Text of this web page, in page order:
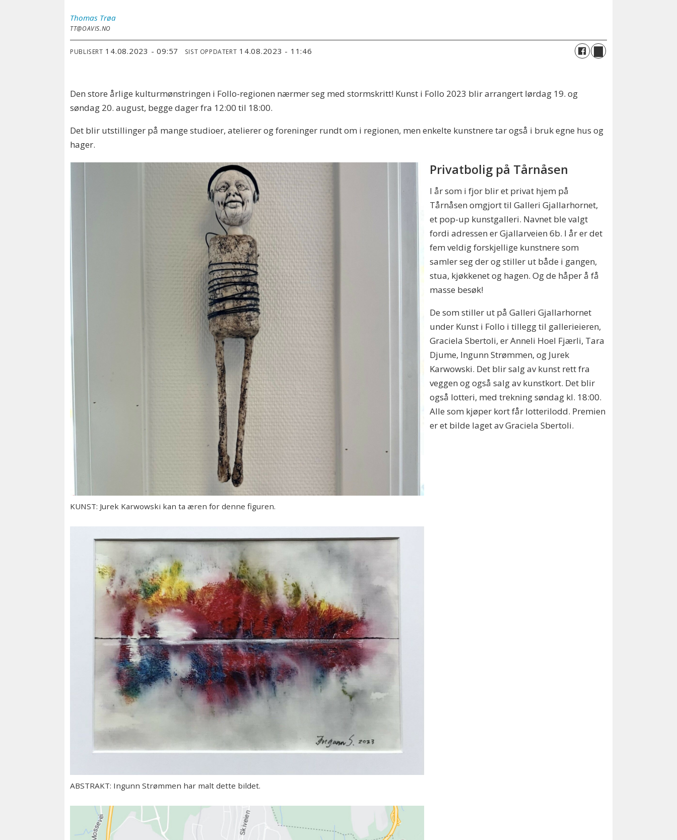
Thomas Trøa
TT@OAVIS.NO
PUBLISERT 14.08.2023 - 09:57 SIST OPPDATERT 14.08.2023 - 11:46
Den store årlige kulturmønstringen i Follo-regionen nærmer seg med stormskritt! Kunst i Follo 2023 blir arrangert lørdag 19. og
søndag 20. august, begge dager fra 12:00 til 18:00.
Det blir utstillinger på mange studioer, atelierer og foreninger rundt om i regionen, men enkelte kunstnere tar også i bruk egne hus og
hager.
KUNST: Jurek Karwowski kan ta æren for denne figuren.
Privatbolig på Tårnåsen
I år som i fjor blir et privat hjem på
Tårnåsen omgjort til Galleri Gjallarhornet,
et pop-up kunstgalleri. Navnet ble valgt
fordi adressen er Gjallarveien 6b. I år er det
fem veldig forskjellige kunstnere som
samler seg der og stiller ut både i gangen,
stua, kjøkkenet og hagen. Og de håper å få
masse besøk!
ABSTRAKT: Ingunn Strømmen har malt dette bildet.
De som stiller ut på Galleri Gjallarhornet
under Kunst i Follo i tillegg til gallerieieren,
Graciela Sbertoli, er Anneli Hoel Fjærli, Tara
Djume, Ingunn Strømmen, og Jurek
Karwowski. Det blir salg av kunst rett fra
veggen og også salg av kunstkort. Det blir
også lotteri, med trekning søndag kl. 18:00.
Alle som kjøper kort får lotterilodd. Premien
er et bilde laget av Graciela Sbertoli.